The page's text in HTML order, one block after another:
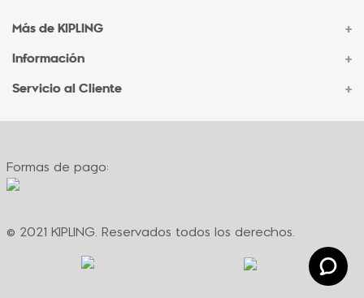
Más de KIPLING +
Acerca de Kipling
Sucursales
Información +
Contacto Corporativo
Formas de pago
Servicio al Cliente +
Contacto
Políticas de cambio
Términos y condiciones de promociones
Política de privacidad
Formas de pago:
© 2021 KIPLING. Reservados todos los derechos.